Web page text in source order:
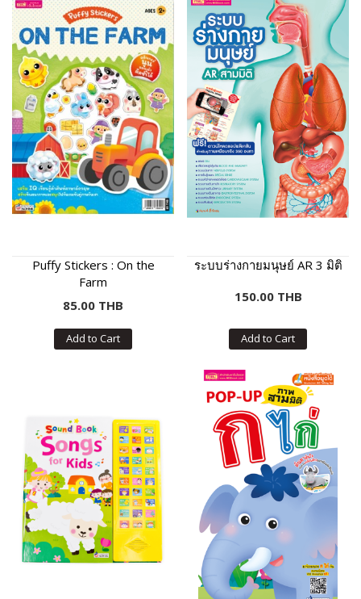
Puffy Stickers : On the
Farm
85.00 THB
Add to Cart
ระบบร่างกายมนุษย์ AR 3 มิติ
150.00 THB
Add to Cart